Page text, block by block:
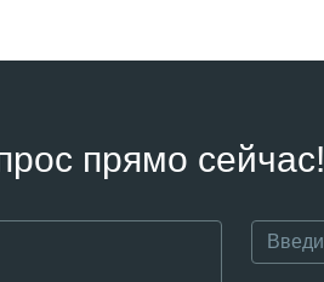
прямо сейчас!